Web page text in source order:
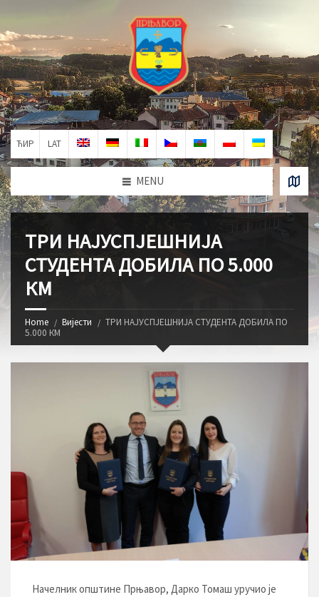
ЋИР LAT
MENU
ТРИ НАЈУСПЈЕШНИЈА
СТУДЕНТА ДОБИЛА ПО 5.000
КМ
Home Вијести
ТРИ НАЈУСПЈЕШНИЈА СТУДЕНТА ДОБИЛА ПО
5.000 КМ
Начелник општине Прњавор, Дарко Томаш уручио је